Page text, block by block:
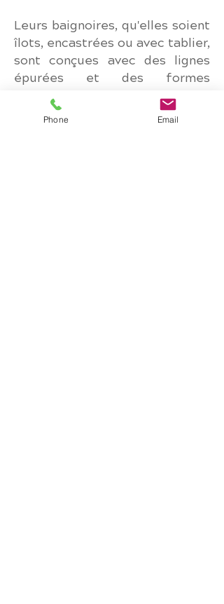
Leurs baignoires, qu'elles soient
îlots, encastrées ou avec tablier,
sont conçues avec des lignes
épurées et des formes
sophistiquées, s'intégrant
parfaitement dans les intérieurs
Phone Email